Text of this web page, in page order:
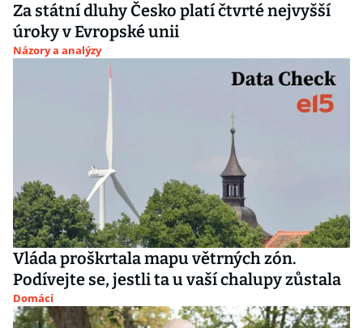
Za státní dluhy Česko platí čtvrté nejvyšší
úroky v Evropské unii
Názory a analýzy
Vláda proškrtala mapu větrných zón.
Podívejte se, jestli ta u vaší chalupy zůstala
Domácí